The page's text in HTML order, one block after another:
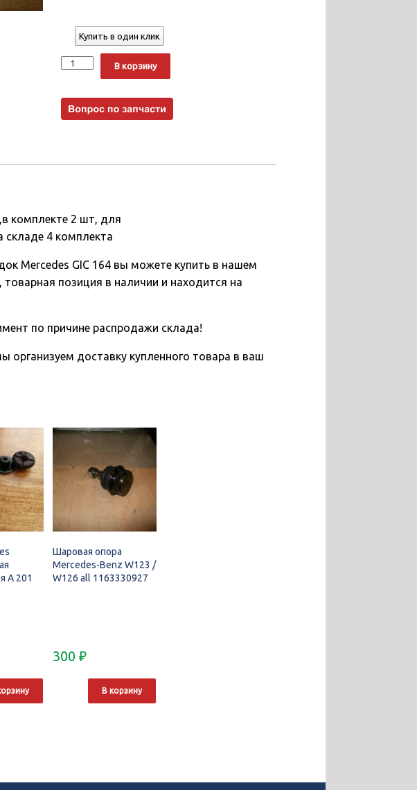
Купить в один клик
Количество
В корзину
комплекте 2 шт, для
складе 4 комплекта
Mercedes GIC 164 вы можете купить в нашем
позиция в наличии и находится на
по причине распродажи склада!
организуем доставку купленного товара в ваш
A 201
Шаровая опора
Mercedes-Benz W123 /
W126 all 1163330927
300 ₽
В корзину